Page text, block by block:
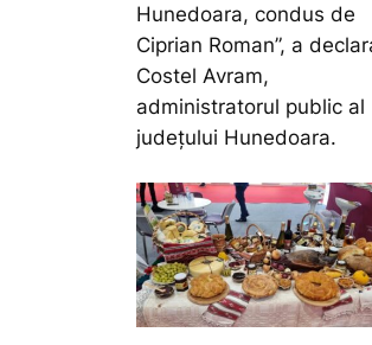
Hunedoara, condus de
Ciprian Roman”, a
Costel Avram,
administratorul public al
județului Hunedoara.